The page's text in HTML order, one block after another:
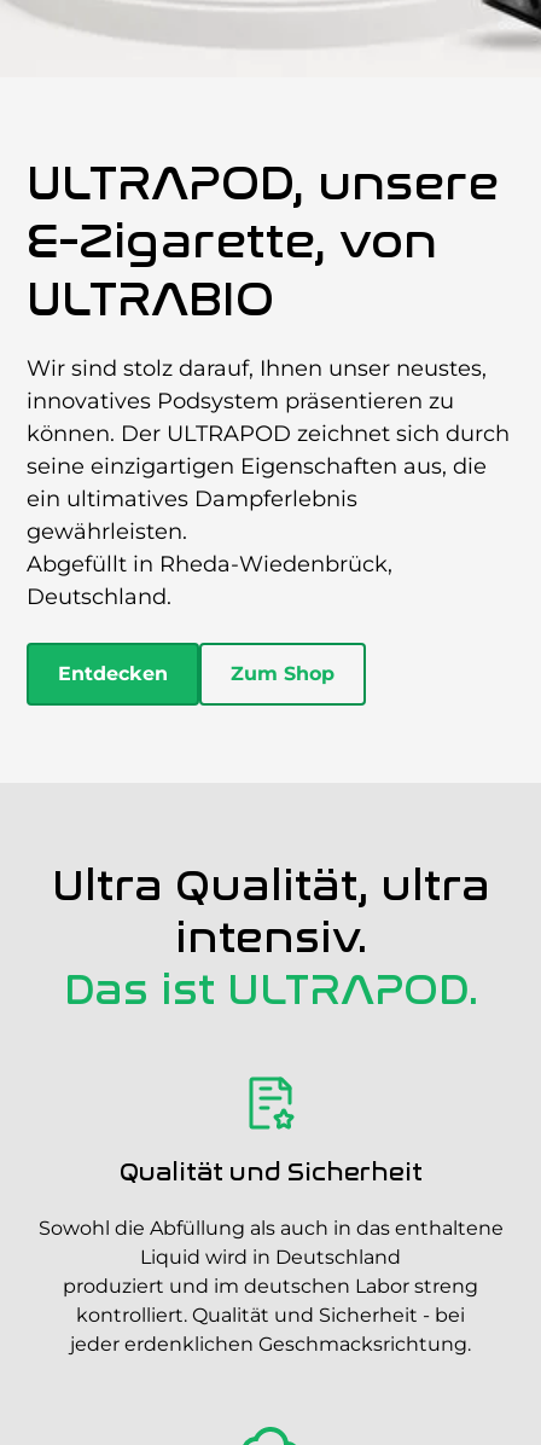
ULTRAPOD, unsere
E-Zigarette, von
ULTRABIO
Wir sind stolz darauf, Ihnen unser neustes,
innovatives Podsystem präsentieren zu
können. Der ULTRAPOD zeichnet sich durch
seine einzigartigen Eigenschaften aus, die
ein ultimatives Dampferlebnis
gewährleisten.
Abgefüllt in Rheda-Wiedenbrück,
Deutschland.
Entdecken Zum Shop
Ultra Qualität, ultra
intensiv.
Das ist ULTRAPOD.
Qualität und Sicherheit
Sowohl die Abfüllung als auch in das enthaltene
Liquid wird in Deutschland
produziert und im deutschen Labor streng
kontrolliert. Qualität und Sicherheit - bei
jeder erdenklichen Geschmacksrichtung.